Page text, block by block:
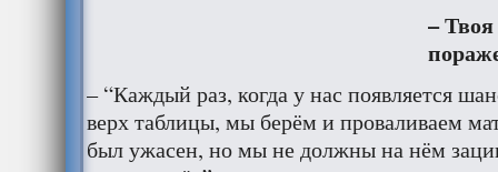
–
– “Каждый раз, когда у нас появляется
верх таблицы, мы берём и проваливаем
был ужасен, но мы не должны на нём